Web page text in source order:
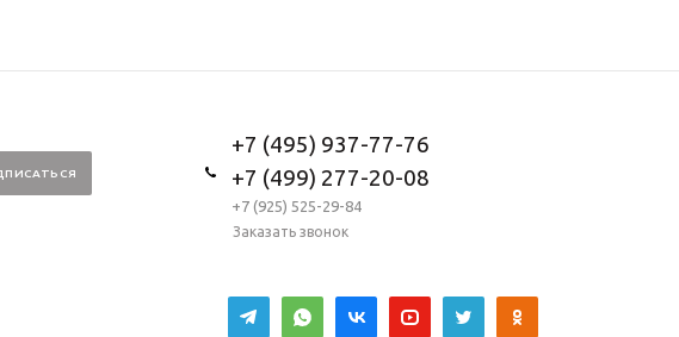
+7 (495) 937-77-76
+7 (499) 277-20-08
+7 (925) 525-29-84
Заказать звонок